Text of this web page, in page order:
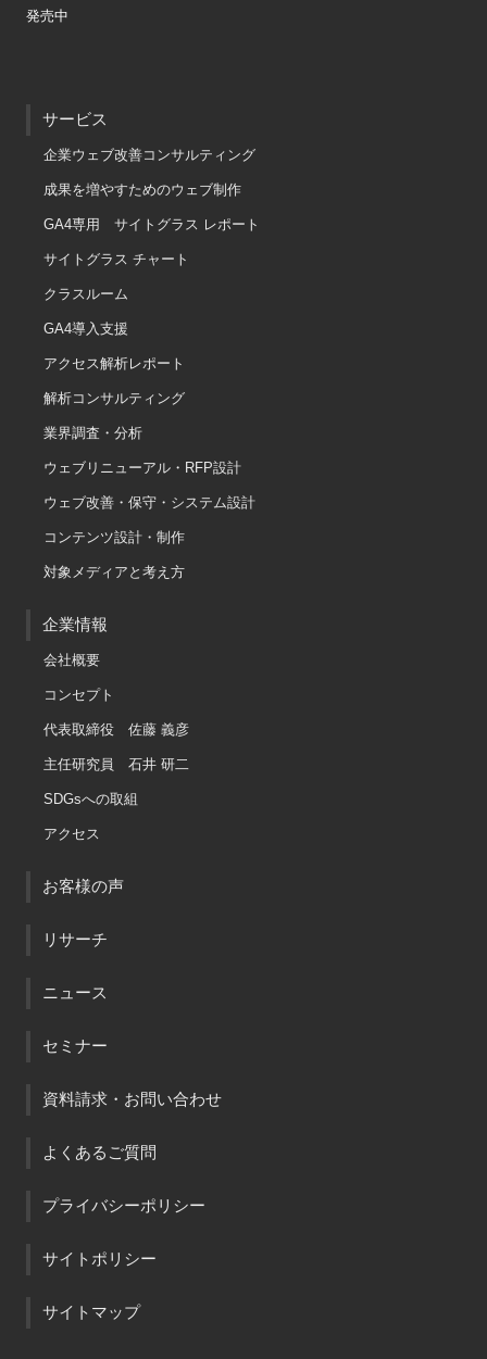
発売中
サービス
企業ウェブ改善コンサルティング
成果を増やすためのウェブ制作
GA4専用 サイトグラス レポート
サイトグラス チャート
クラスルーム
GA4導入支援
アクセス解析レポート
解析コンサルティング
業界調査・分析
ウェブリニューアル・RFP設計
ウェブ改善・保守・システム設計
コンテンツ設計・制作
対象メディアと考え方
企業情報
会社概要
コンセプト
代表取締役 佐藤 義彦
主任研究員 石井 研二
SDGsへの取組
アクセス
お客様の声
リサーチ
ニュース
セミナー
資料請求・お問い合わせ
よくあるご質問
プライバシーポリシー
サイトポリシー
サイトマップ